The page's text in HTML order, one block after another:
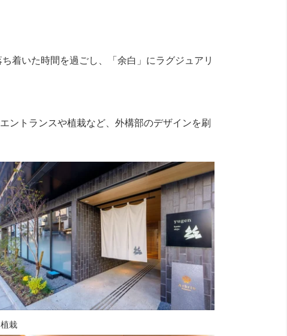
着いた時間を過ごし、「余白」にラグジュアリ
ントランスや植栽など、外構部のデザインを刷
栽